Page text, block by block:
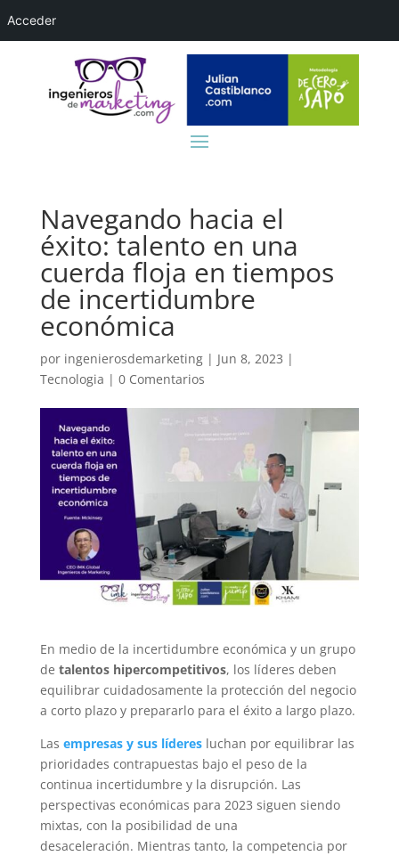
Navegando hacia el
éxito: talento en una
cuerda floja en tiempos
de incertidumbre
económica
por ingenierosdemarketing| Jun 8, 2023 |
Tecnologia | 0 Comentarios
En medio de la incertidumbre económica y un grupo
de talentos hipercompetitivos, los líderes deben
equilibrar cuidadosamente la protección del negocio
a corto plazo y prepararlo para el éxito a largo plazo.
Las empresas y sus líderesluchan por equilibrar las
prioridades contrapuestas bajo el peso de la
continua incertidumbre y la disrupción. Las
perspectivas económicas para 2023 siguen siendo
mixtas, con la posibilidad de una
desaceleración. Mientras tanto, la competencia por
Acceder